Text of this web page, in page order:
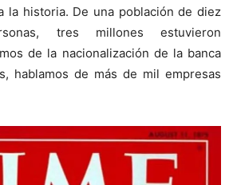
la historia. De una población de diez
tres millones estuvieron
de la nacionalización de la banca
hablamos de más de mil empresas